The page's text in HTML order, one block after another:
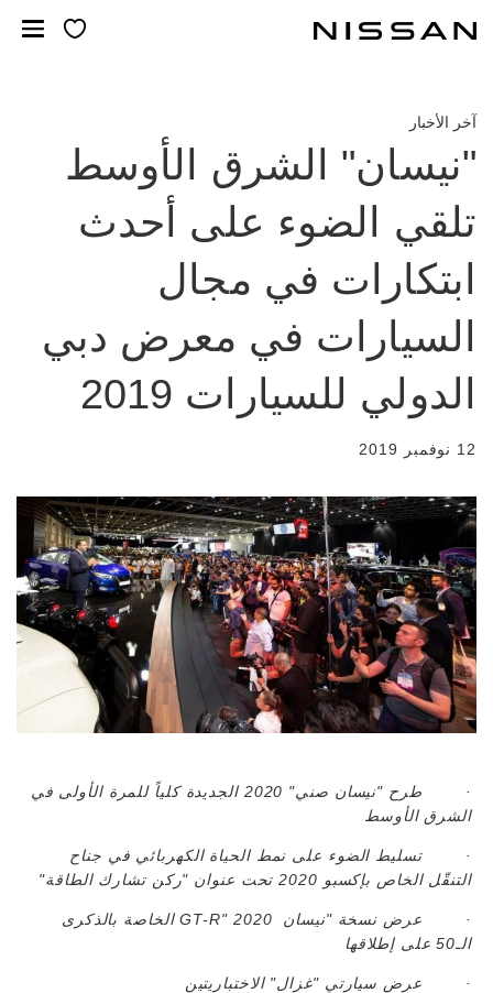
إلى
آخر الأخبار
"نيسان" الشرق الأوسط
تلقي الضوء على أحدث
ابتكارات في مجال
السيارات في معرض دبي
الدولي للسيارات 2019
12 نوفمبر 2019
· طرح "نيسان صني" 2020 الجديدة كلياً للمرة الأولى في
الشرق الأوسط
· تسليط الضوء على نمط الحياة الكهربائي في جناح
التنقّل الخاص بإكسبو 2020 تحت عنوان "ركن تشارك الطاقة"
· عرض نسخة "نيسان
GT-R" 2020 الخاصة بالذكرى
الـ50 على إطلاقها
· عرض سيارتي "غزال" الاختباريتين